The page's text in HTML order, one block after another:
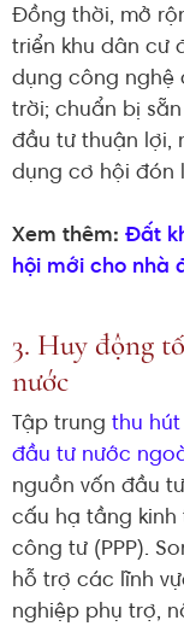
Đồng thời, mở
triển khu dân cư
dụng công nghệ
trời; chuẩn bị
đầu tư thuận lợi,
dụng cơ hội đón
Xem thêm: Đất
hội mới cho nhà
3. Huy động
nước
Tập trung thu hút
đầu tư nước
nguồn vốn đầu
cấu hạ tầng
công tư (PPP).
hỗ trợ các lĩnh
nghiệp phụ trợ,